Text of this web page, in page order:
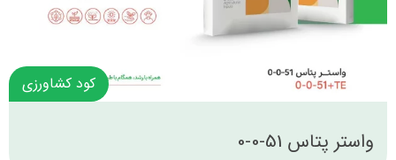
کود کشاورزی
واستر پتاس 51-0-0